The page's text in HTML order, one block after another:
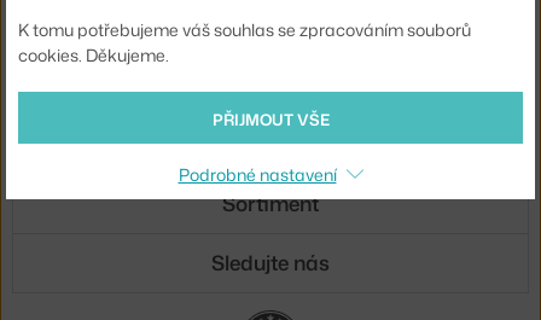
K tomu potřebujeme váš souhlas se zpracováním souborů
cookies. Děkujeme.
PŘIJMOUT VŠE
Podrobné nastavení
O nás
Nákup
Sortiment
Sledujte nás